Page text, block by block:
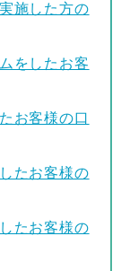
施した方の
をしたお客
お客様の口
たお客様の
たお客様の